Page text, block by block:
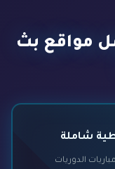
360 - أشمل مواقع بث